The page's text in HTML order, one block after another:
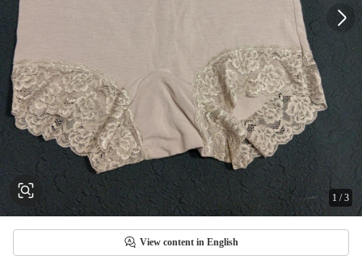
1 /3
View content in English